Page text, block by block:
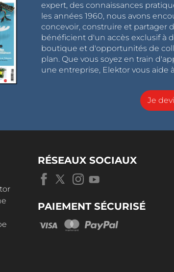
expert, des connaissances
les années 1960, nous avons
concevoir, construire et partager
bénéficient d'un accès exclusif à
boutique et d'opportunités de
plan. Que vous soyez en train
une entreprise, Elektor vous aide
Je
RÉSEAUX SOCIAUX
PAIEMENT SÉCURISÉ